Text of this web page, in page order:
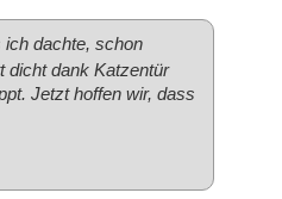
dachte, schon
dicht dank Katzentür
Jetzt hoffen wir, dass